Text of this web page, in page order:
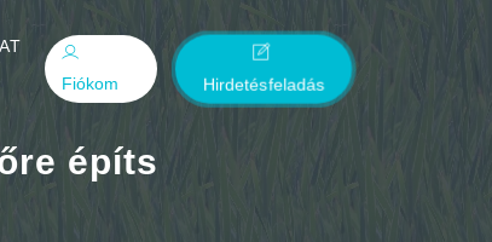
Fiókom
Hirdetésfeladás
építs